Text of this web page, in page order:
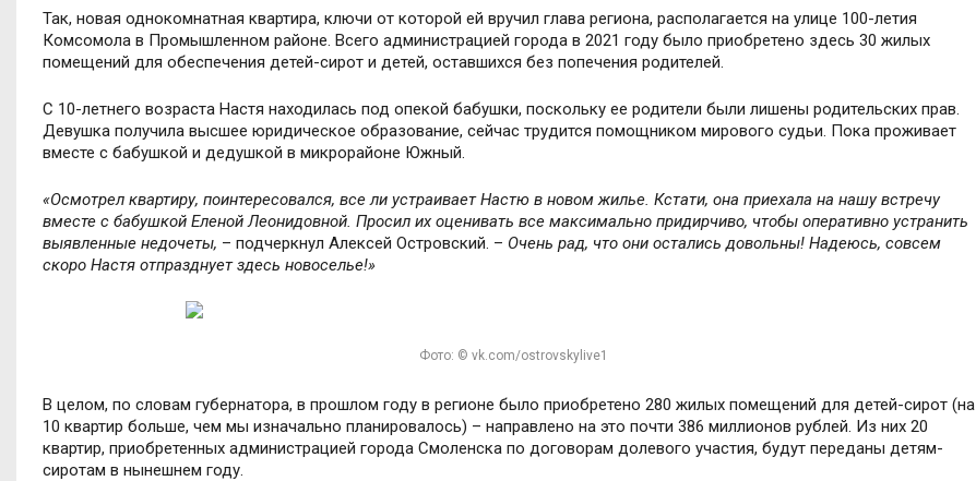
Так, новая однокомнатная квартира, ключи от которой ей вручил глава региона, располагается на улице 100-летия
Комсомола в Промышленном районе. Всего администрацией города в 2021 году было приобретено здесь 30 жилых
помещений для обеспечения детей-сирот и детей, оставшихся без попечения родителей.
С 10-летнего возраста Настя находилась под опекой бабушки, поскольку ее родители были лишены родительских прав.
Девушка получила высшее юридическое образование, сейчас трудится помощником мирового судьи. Пока проживает
вместе с бабушкой и дедушкой в микрорайоне Южный.
«Осмотрел квартиру, поинтересовался, все ли устраивает Настю в новом жилье. Кстати, она приехала на нашу встречу
вместе с бабушкой Еленой Леонидовной. Просил их оценивать все максимально придирчиво, чтобы оперативно устранить
выявленные недочеты, – подчеркнул Алексей Островский. – Очень рад, что они остались довольны! Надеюсь, совсем
скоро Настя отпразднует здесь новоселье!»
Фото: © vk.com/ostrovskylive1
В целом, по словам губернатора, в прошлом году в регионе было приобретено 280 жилых помещений для детей-сирот (на
10 квартир больше, чем мы изначально планировалось) – направлено на это почти 386 миллионов рублей. Из них 20
квартир, приобретенных администрацией города Смоленска по договорам долевого участия, будут переданы детям-
сиротам в нынешнем году.